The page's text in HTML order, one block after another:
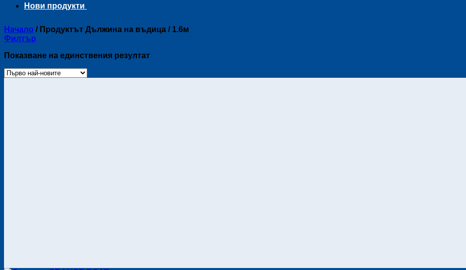
Нови продукти
Начало /Продуктът Дължина на въдица /1.6м
Филтър
Показване на единствения резултат